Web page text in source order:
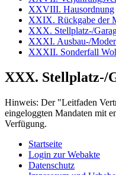
XXVIII. Hausordnung
XXIX. Rückgabe der
XXX. Stellplatz-/
XXXI. Ausbau-/
XXXII. Sonderfall
XXX. Stellplatz-/
Hinweis: Der "Leitfaden
eingeloggten Mandaten mit
Verfügung.
Startseite
Login zur Webakte
Datenschutz